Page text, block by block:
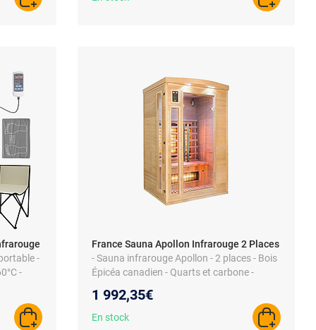
AJOUTER AU PANIER AJOUTER
-
-
AJOUTER AU PANIER
France Sauna Apollon Infrarouge 2 Places
- Sauna infrarouge Apollon - 2 places - Bois
Épicéa canadien - Quarts et carbone -
1 992,35€
En stock
AJOUTER